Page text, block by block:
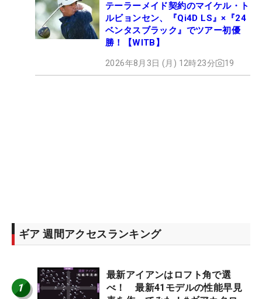
テーラーメイド契約のマイケル・ト
ルビョンセン、『Qi4D LS』×『24
ベンタスブラック』でツアー初優
勝！【WITB】
2026年8月3日 (月) 12時23分 19
ギア 週間アクセスランキング
1
最新アイアンはロフト角で選
べ！ 最新41モデルの性能早見